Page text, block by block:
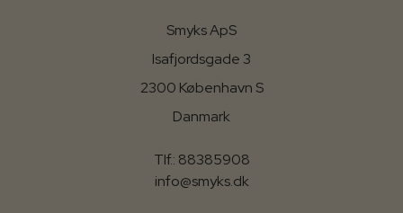
Smyks ApS
Isafjordsgade 3
2300 København S
Danmark
Tlf.: 88385908
info@smyks.dk